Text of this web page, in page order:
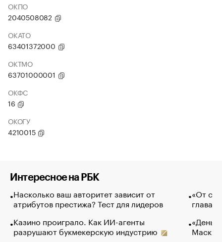
ОКПО
2040508082
ОКАТО
63401372000
ОКТМО
63701000001
ОКФС
16
ОКОГУ
4210015
Интересное на РБК
Насколько ваш авторитет зависит от
атрибутов престижа? Тест для лидеров
Казино проиграло. Как ИИ-агенты
разрушают букмекерскую индустрию
«От
глава
Маск в